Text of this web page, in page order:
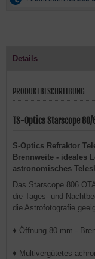
Details
PRODUKTBESCHREIBUNG
TS-Optics Starscope
S-Optics Refraktor
Brennweite - ideales
astronomisches
Das Starscope 806
die Tages- und
die Astrofotografie
♦ Öffnung 80 mm -
♦ Multivergütetes